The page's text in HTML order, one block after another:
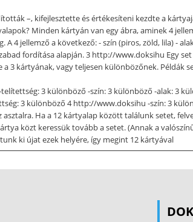
–, kifejlesztette és értékesíteni kezdte a
Minden kártyán van egy ábra, aminek 4
A 4 jellemző a következő: - szín (piros, zöld, lila) -
fordítása alapján. 3 http://www.doksihu Egy
3 kártyának, vagy teljesen különbözőnek. Példák
3 különböző -szín: 3 különböző -alak: 3
3 különböző 4 http://www.doksihu -szín: 3
Ha a 12 kártyalap között találunk setet,
közt keressük tovább a setet. (Annak a
ki újat ezek helyére, így megint 12 kártyával
A harmadik az optimalizálás problémája, arra
minden tanuló felvesz 2 kártyát a